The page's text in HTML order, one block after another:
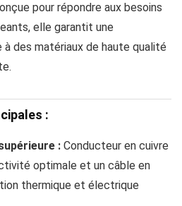
pour répondre aux besoins
elle garantit une
des matériaux de haute qualité
:
: Conducteur en cuivre
optimale et un câble en
thermique et électrique